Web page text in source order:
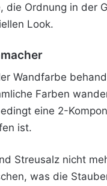
die Ordnung in der
Look.
Wandfarbe
Farben
eine 2-
ist.
Streusalz nicht
was die